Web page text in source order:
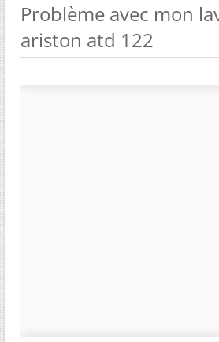
Problème avec mon
ariston atd 122